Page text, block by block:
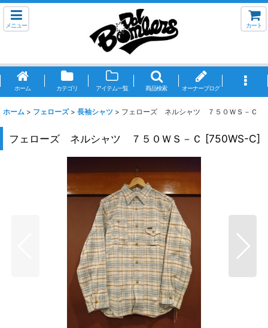
メニュー カート
ホーム カテゴリ アイテム一覧 商品検索 オーナーブログ
ホーム > フェローズ > 長袖シャツ > フェローズ ネルシャツ ７５０ＷＳ－Ｃ
フェローズ ネルシャツ ７５０ＷＳ－Ｃ [750WS-C]